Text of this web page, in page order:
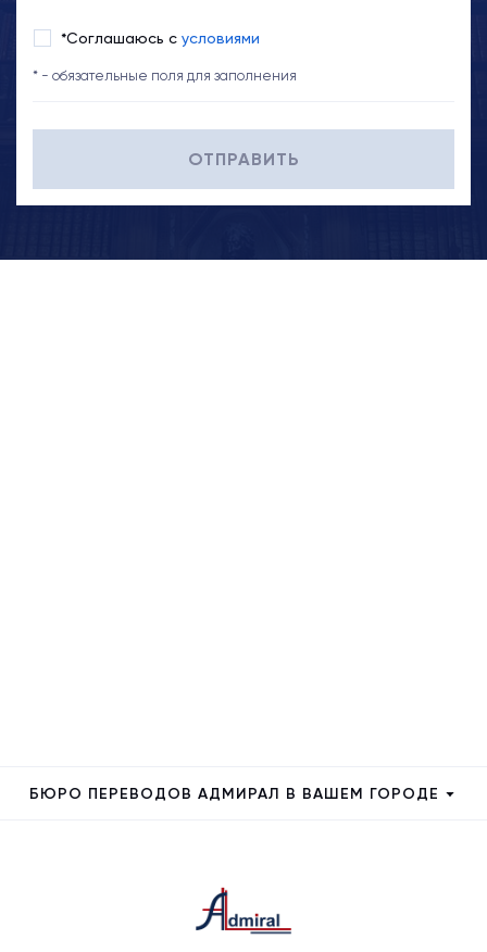
*Соглашаюсь с условиями
* - обязательные поля для заполнения
ОТПРАВИТЬ
БЮРО ПЕРЕВОДОВ АДМИРАЛ В ВАШЕМ ГОРОДЕ